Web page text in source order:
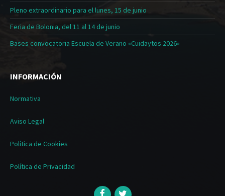
Pleno extraordinario para el lunes, 15 de junio
Feria de Bolonia, del 11 al 14 de junio
Bases convocatoria Escuela de Verano «Cuidaytos 2026»
INFORMACIÓN
Normativa
Aviso Legal
Política de Cookies
Política de Privacidad